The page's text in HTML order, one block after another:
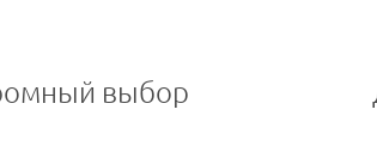
выбор